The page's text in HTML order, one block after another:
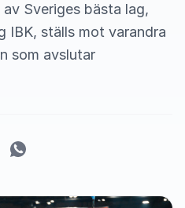
Sveriges bästa lag,
IBK, ställs mot varandra
som avslutar